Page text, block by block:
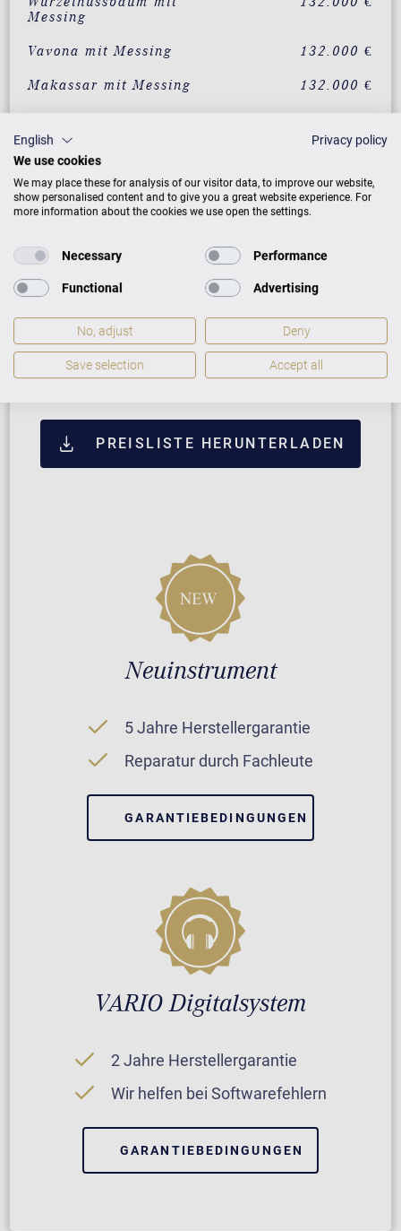
Messing
Vavona mit Messing 132.000 €
Makassar mit Messing 132.000 €
Messing
Pyramidenmahagoni mit
Messing
Mahagoni
132.290 €
Mahagoni
Intarsienausführung
ZUSATZLEISTUNGEN FÜR C. BECHSTEIN
CONCERT A-192
PREISLISTE HERUNTERLADEN
Neuinstrument
5 Jahre Herstellergarantie
Reparatur durch Fachleute
GARANTIEBEDINGUNGEN
VARIO Digitalsystem
2 Jahre Herstellergarantie
Wir helfen bei Softwarefehlern
GARANTIEBEDINGUNGEN
English
Privacy policy
We use cookies
We may place these for analysis of our visitor data, to improve our website,
show personalised content and to give you a great website experience. For
more information about the cookies we use open the settings.
Necessary Performance
Functional Advertising
No, adjust Deny
Save selection Accept all